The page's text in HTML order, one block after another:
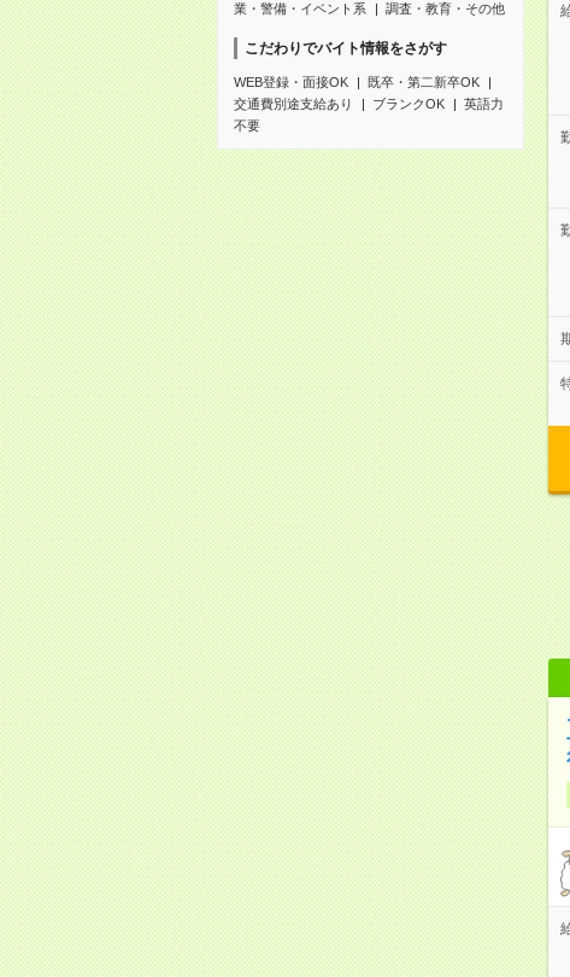
業・警備・イベント系
調査・教育・その他
こだわりでバイト情報をさがす
WEB登録・面接OK
既卒・第二新卒OK
交通費別途支給あり
ブランクOK
英語力
不要